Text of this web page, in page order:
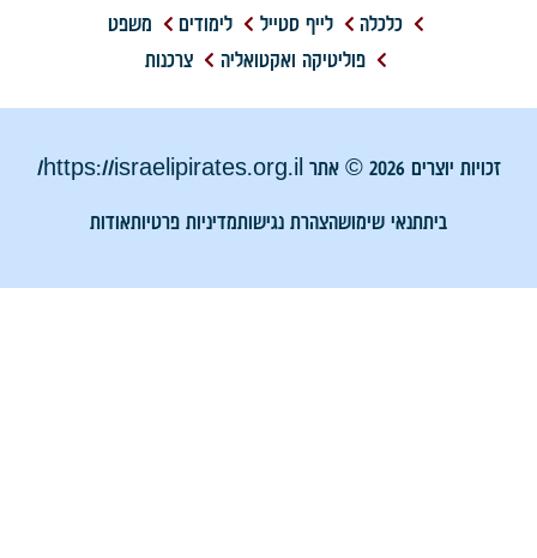
כלכלה לייף סטייל לימודים
משפט
פוליטיקה ואקטואליה
צרכנות
זכויות יוצרים 2026 © אתר https://israelipirates.org.il/
תנאי שימושהצהרת נגישותמדיניות פרטיותאודות